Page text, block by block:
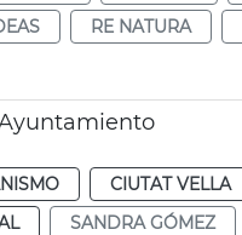
RE NATURA
CIUTAT VELLA
SANDRA GÓMEZ